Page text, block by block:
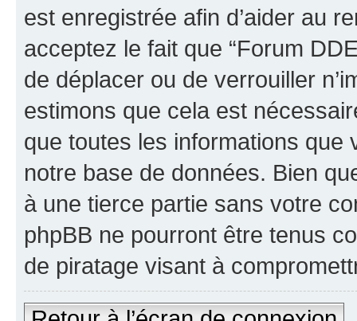
est enregistrée afin d’aider au
acceptez le fait que “Forum
de déplacer ou de verrouiller
estimons que cela est
que toutes les informations
notre base de données. Bien
à une tierce partie sans votre
phpBB ne pourront être tenus
de piratage visant à